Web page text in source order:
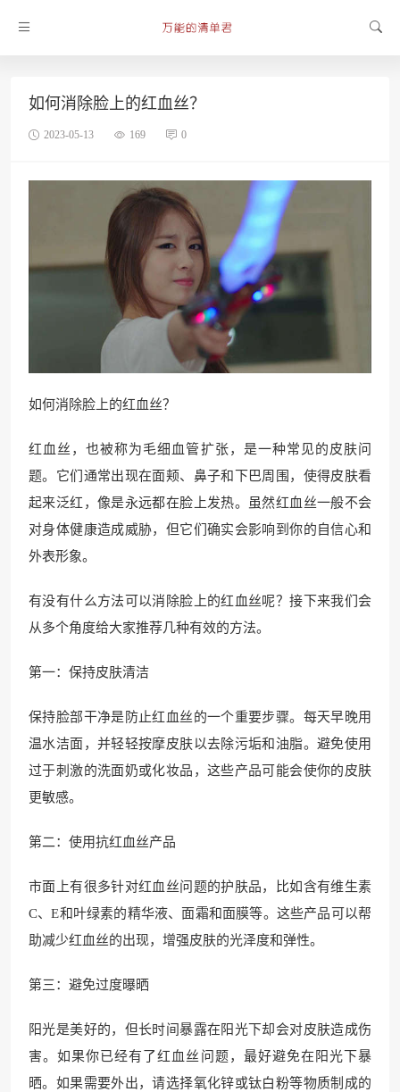
如何消除脸上的红血丝？
2023-05-13 169 0
如何消除脸上的红血丝？
红血丝，也被称为毛细血管扩张，是一种常见的皮肤问
题。它们通常出现在面颊、鼻子和下巴周围，使得皮肤看
起来泛红，像是永远都在脸上发热。虽然红血丝一般不会
对身体健康造成威胁，但它们确实会影响到你的自信心和
外表形象。
有没有什么方法可以消除脸上的红血丝呢？接下来我们会
从多个角度给大家推荐几种有效的方法。
第一：保持皮肤清洁
保持脸部干净是防止红血丝的一个重要步骤。每天早晚用
温水洁面，并轻轻按摩皮肤以去除污垢和油脂。避免使用
过于刺激的洗面奶或化妆品，这些产品可能会使你的皮肤
更敏感。
第二：使用抗红血丝产品
市面上有很多针对红血丝问题的护肤品，比如含有维生素
C、E和叶绿素的精华液、面霜和面膜等。这些产品可以帮
助减少红血丝的出现，增强皮肤的光泽度和弹性。
第三：避免过度曝晒
阳光是美好的，但长时间暴露在阳光下却会对皮肤造成伤
害。如果你已经有了红血丝问题，最好避免在阳光下暴
晒。如果需要外出，请选择氧化锌或钛白粉等物质制成的